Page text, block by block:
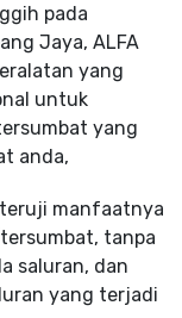
pada
Jaya, ALFA
yang
untuk
yang
anda,
manfaatnya
tanpa
saluran, dan
yang terjadi